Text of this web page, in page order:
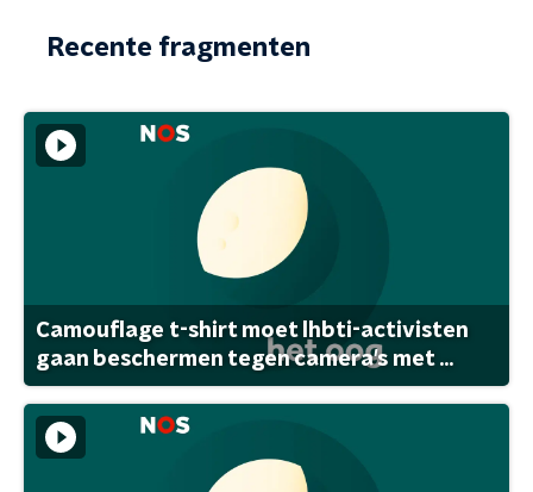
Recente fragmenten
Camouflage t-shirt moet lhbti-activisten
gaan beschermen tegen camera's met ...